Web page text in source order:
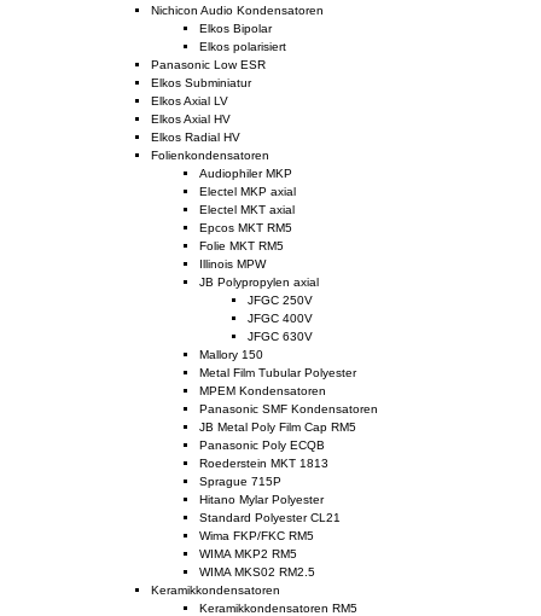
Nichicon Audio Kondensatoren
Elkos Bipolar
Elkos polarisiert
Panasonic Low ESR
Elkos Subminiatur
Elkos Axial LV
Elkos Axial HV
Elkos Radial HV
Folienkondensatoren
Audiophiler MKP
Electel MKP axial
Electel MKT axial
Epcos MKT RM5
Folie MKT RM5
Illinois MPW
JB Polypropylen axial
JFGC 250V
JFGC 400V
JFGC 630V
Mallory 150
Metal Film Tubular Polyester
MPEM Kondensatoren
Panasonic SMF Kondensatoren
JB Metal Poly Film Cap RM5
Panasonic Poly ECQB
Roederstein MKT 1813
Sprague 715P
Hitano Mylar Polyester
Standard Polyester CL21
Wima FKP/FKC RM5
WIMA MKP2 RM5
WIMA MKS02 RM2.5
Keramikkondensatoren
Keramikkondensatoren RM5